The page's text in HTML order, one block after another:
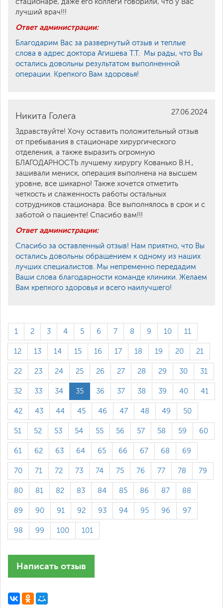
стационаре, даже его коллеги говорили, что у Вас
лучший врач!!!
Ответ администрации:
Благодарим Вас за развернутый отзыв и теплые
слова в адрес доктора Агишева Т.Т. Мы рады, что Вы
остались довольны результатом выполненной
операции. Крепкого Вам здоровья!
27.06.2024
Никита Голега
Здравствуйте! Хочу оставить положительный отзыв
от пребывания в стационаре хирургического
отделения, а также выразить огромную
БЛАГОДАРНОСТЬ лучшему хирургу Кованько В.Н.,
зашивали мениск, операция выполнена на высшем
уровне, все шикарно! Также хочется отметить
четкость и слаженность работы остальных
сотрудников стационара. Все выполнялось в срок и с
заботой о пациенте! Спасибо вам!!!
Ответ администрации:
Спасибо за оставленный отзыв! Нам приятно, что Вы
остались довольны обращением к одному из наших
лучших специалистов. Мы непременно передадим
Ваши слова благодарности команде клиники. Желаем
Вам крепкого здоровья и всего наилучшего!
1 2 3 4 5 6 7 8 9 10 11
12 13 14 15 16 17 18 19 20 21
22 23 24 25 26 27 28 29 30 31
32 33 34 35 36 37 38 39 40 41
42 43 44 45 46 47 48 49 50
51 52 53 54 55 56 57 58 59 60
61 62 63 64 65 66 67 68 69
70 71 72 73 74 75 76 77 78 79
80 81 82 83 84 85 86 87 88
89 90 91 92 93 94 95 96 97
98 99 100 101
Написать отзыв